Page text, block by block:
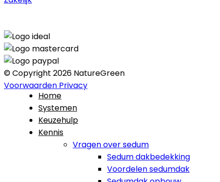
© Copyright 2026 NatureGreen
Voorwaarden Privacy
Home
Systemen
Keuzehulp
Kennis
Vragen over sedum
Sedum dakbedekking
Voordelen sedumdak